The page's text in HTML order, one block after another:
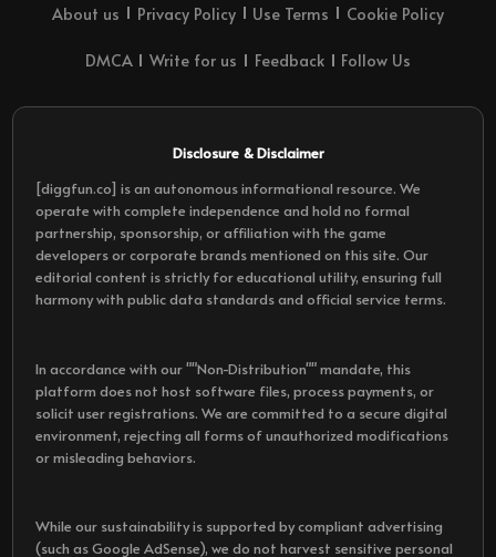
About us Privacy Policy Use Terms Cookie Policy
DMCA Write for us Feedback Follow Us
Disclosure & Disclaimer
[diggfun.co] is an autonomous informational resource. We
operate with complete independence and hold no formal
partnership, sponsorship, or affiliation with the game
developers or corporate brands mentioned on this site. Our
editorial content is strictly for educational utility, ensuring full
harmony with public data standards and official service terms.
In accordance with our ""Non-Distribution"" mandate, this
platform does not host software files, process payments, or
solicit user registrations. We are committed to a secure digital
environment, rejecting all forms of unauthorized modifications
or misleading behaviors.
While our sustainability is supported by compliant advertising
(such as Google AdSense), we do not harvest sensitive personal